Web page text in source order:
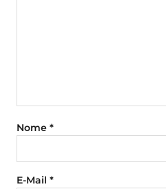
Nome *
E-Mail *